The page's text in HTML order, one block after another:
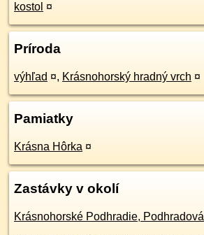
kostol ¤
Príroda
výhľad ¤, Krásnohorský hradný vrch ¤
Pamiatky
Krásna Hôrka ¤
Zastávky v okolí
Krásnohorské Podhradie, Podhradová